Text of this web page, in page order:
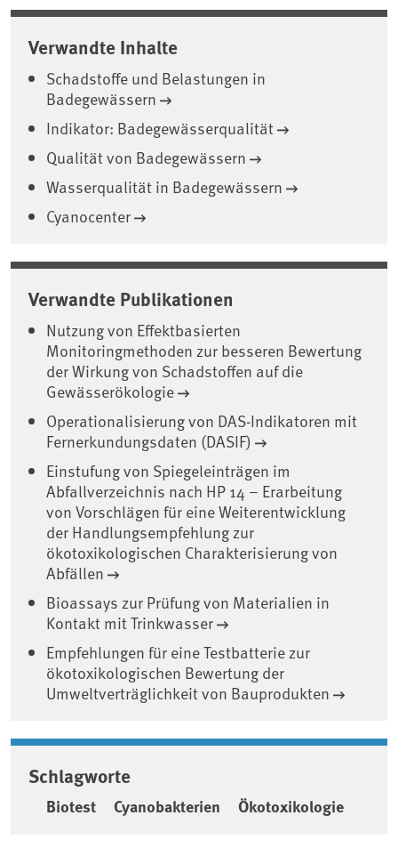
Verwandte Inhalte
Schadstoffe und Belastungen in
Badegewässern
Indikator: Badegewässerqualität
Qualität von Badegewässern
Wasserqualität in Badegewässern
Cyanocenter
Verwandte Publikationen
Nutzung von Effektbasierten
Monitoringmethoden zur besseren Bewertung
der Wirkung von Schadstoffen auf die
Gewässerökologie
Operationalisierung von DAS-Indikatoren mit
Fernerkundungsdaten (DASIF)
Einstufung von Spiegeleinträgen im
Abfallverzeichnis nach HP 14 – Erarbeitung
von Vorschlägen für eine Weiterentwicklung
der Handlungsempfehlung zur
ökotoxikologischen Charakterisierung von
Abfällen
Bioassays zur Prüfung von Materialien in
Kontakt mit Trinkwasser
Empfehlungen für eine Testbatterie zur
ökotoxikologischen Bewertung der
Umweltverträglichkeit von Bauprodukten
Schlagworte
Biotest Cyanobakterien Ökotoxikologie